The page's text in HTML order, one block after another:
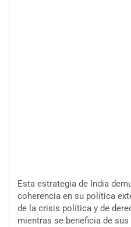
Esta estrategia de India
coherencia en su política
de la crisis política y de
mientras se beneficia de